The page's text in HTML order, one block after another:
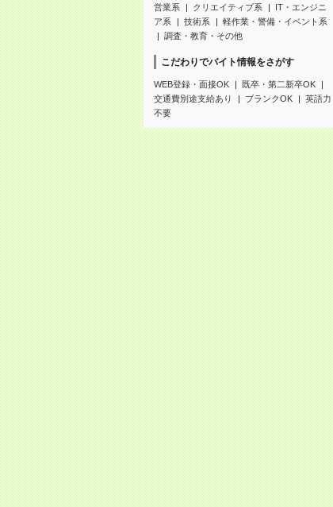
営業系
クリエイティブ系
IT・エンジニ
ア系
技術系
軽作業・警備・イベント系
調査・教育・その他
こだわりでバイト情報をさがす
WEB登録・面接OK
既卒・第二新卒OK
交通費別途支給あり
ブランクOK
英語力
不要